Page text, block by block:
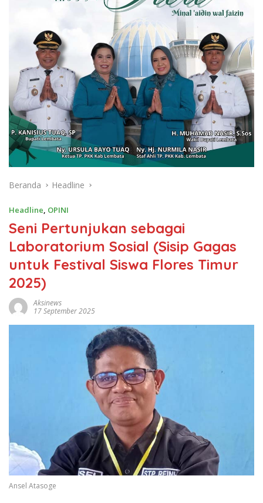
Beranda Headline
Headline, OPINI
Seni Pertunjukan sebagai
Laboratorium Sosial (Sisip Gagas
untuk Festival Siswa Flores Timur
2025)
Aksinews
17 September 2025
Ansel Atasoge